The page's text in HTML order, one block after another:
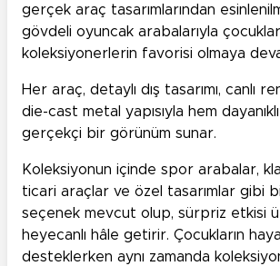
gerçek araç tasarımlarından
gövdeli oyuncak arabalarıyla
koleksiyonerlerin favorisi olmaya
Her araç, detaylı dış tasarımı, canlı
die-cast metal yapısıyla hem
gerçekçi bir görünüm sunar.
Koleksiyonun içinde spor arabalar,
ticari araçlar ve özel tasarımlar gibi
seçenek mevcut olup, sürpriz etkisi
heyecanlı hâle getirir. Çocukların
desteklerken aynı zamanda